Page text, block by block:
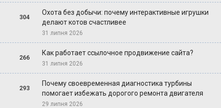
304
Охота без добычи: почему интерактивные игрушки
делают котов счастливее
31 липня 2026
266
Как работает ссылочное продвижение сайта?
31 липня 2026
293
Почему своевременная диагностика турбины
помогает избежать дорогого ремонта двигателя
29 липня 2026